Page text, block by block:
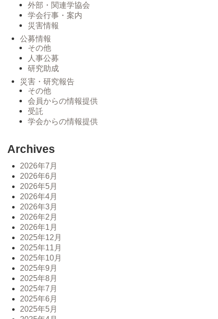
外部・関連学協会
学会行事・案内
災害情報
公募情報
その他
人事公募
研究助成
災害・研究報告
その他
会員からの情報提供
受託
学会からの情報提供
Archives
2026年7月
2026年6月
2026年5月
2026年4月
2026年3月
2026年2月
2026年1月
2025年12月
2025年11月
2025年10月
2025年9月
2025年8月
2025年7月
2025年6月
2025年5月